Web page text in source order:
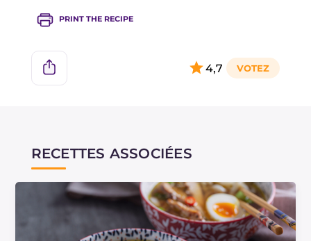
PRINT THE RECIPE
4,7
RECETTES ASSOCIÉES